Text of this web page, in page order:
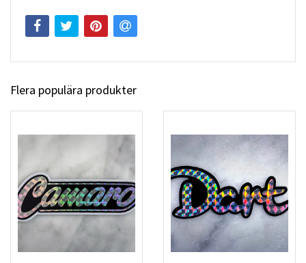
Flera populära produkter